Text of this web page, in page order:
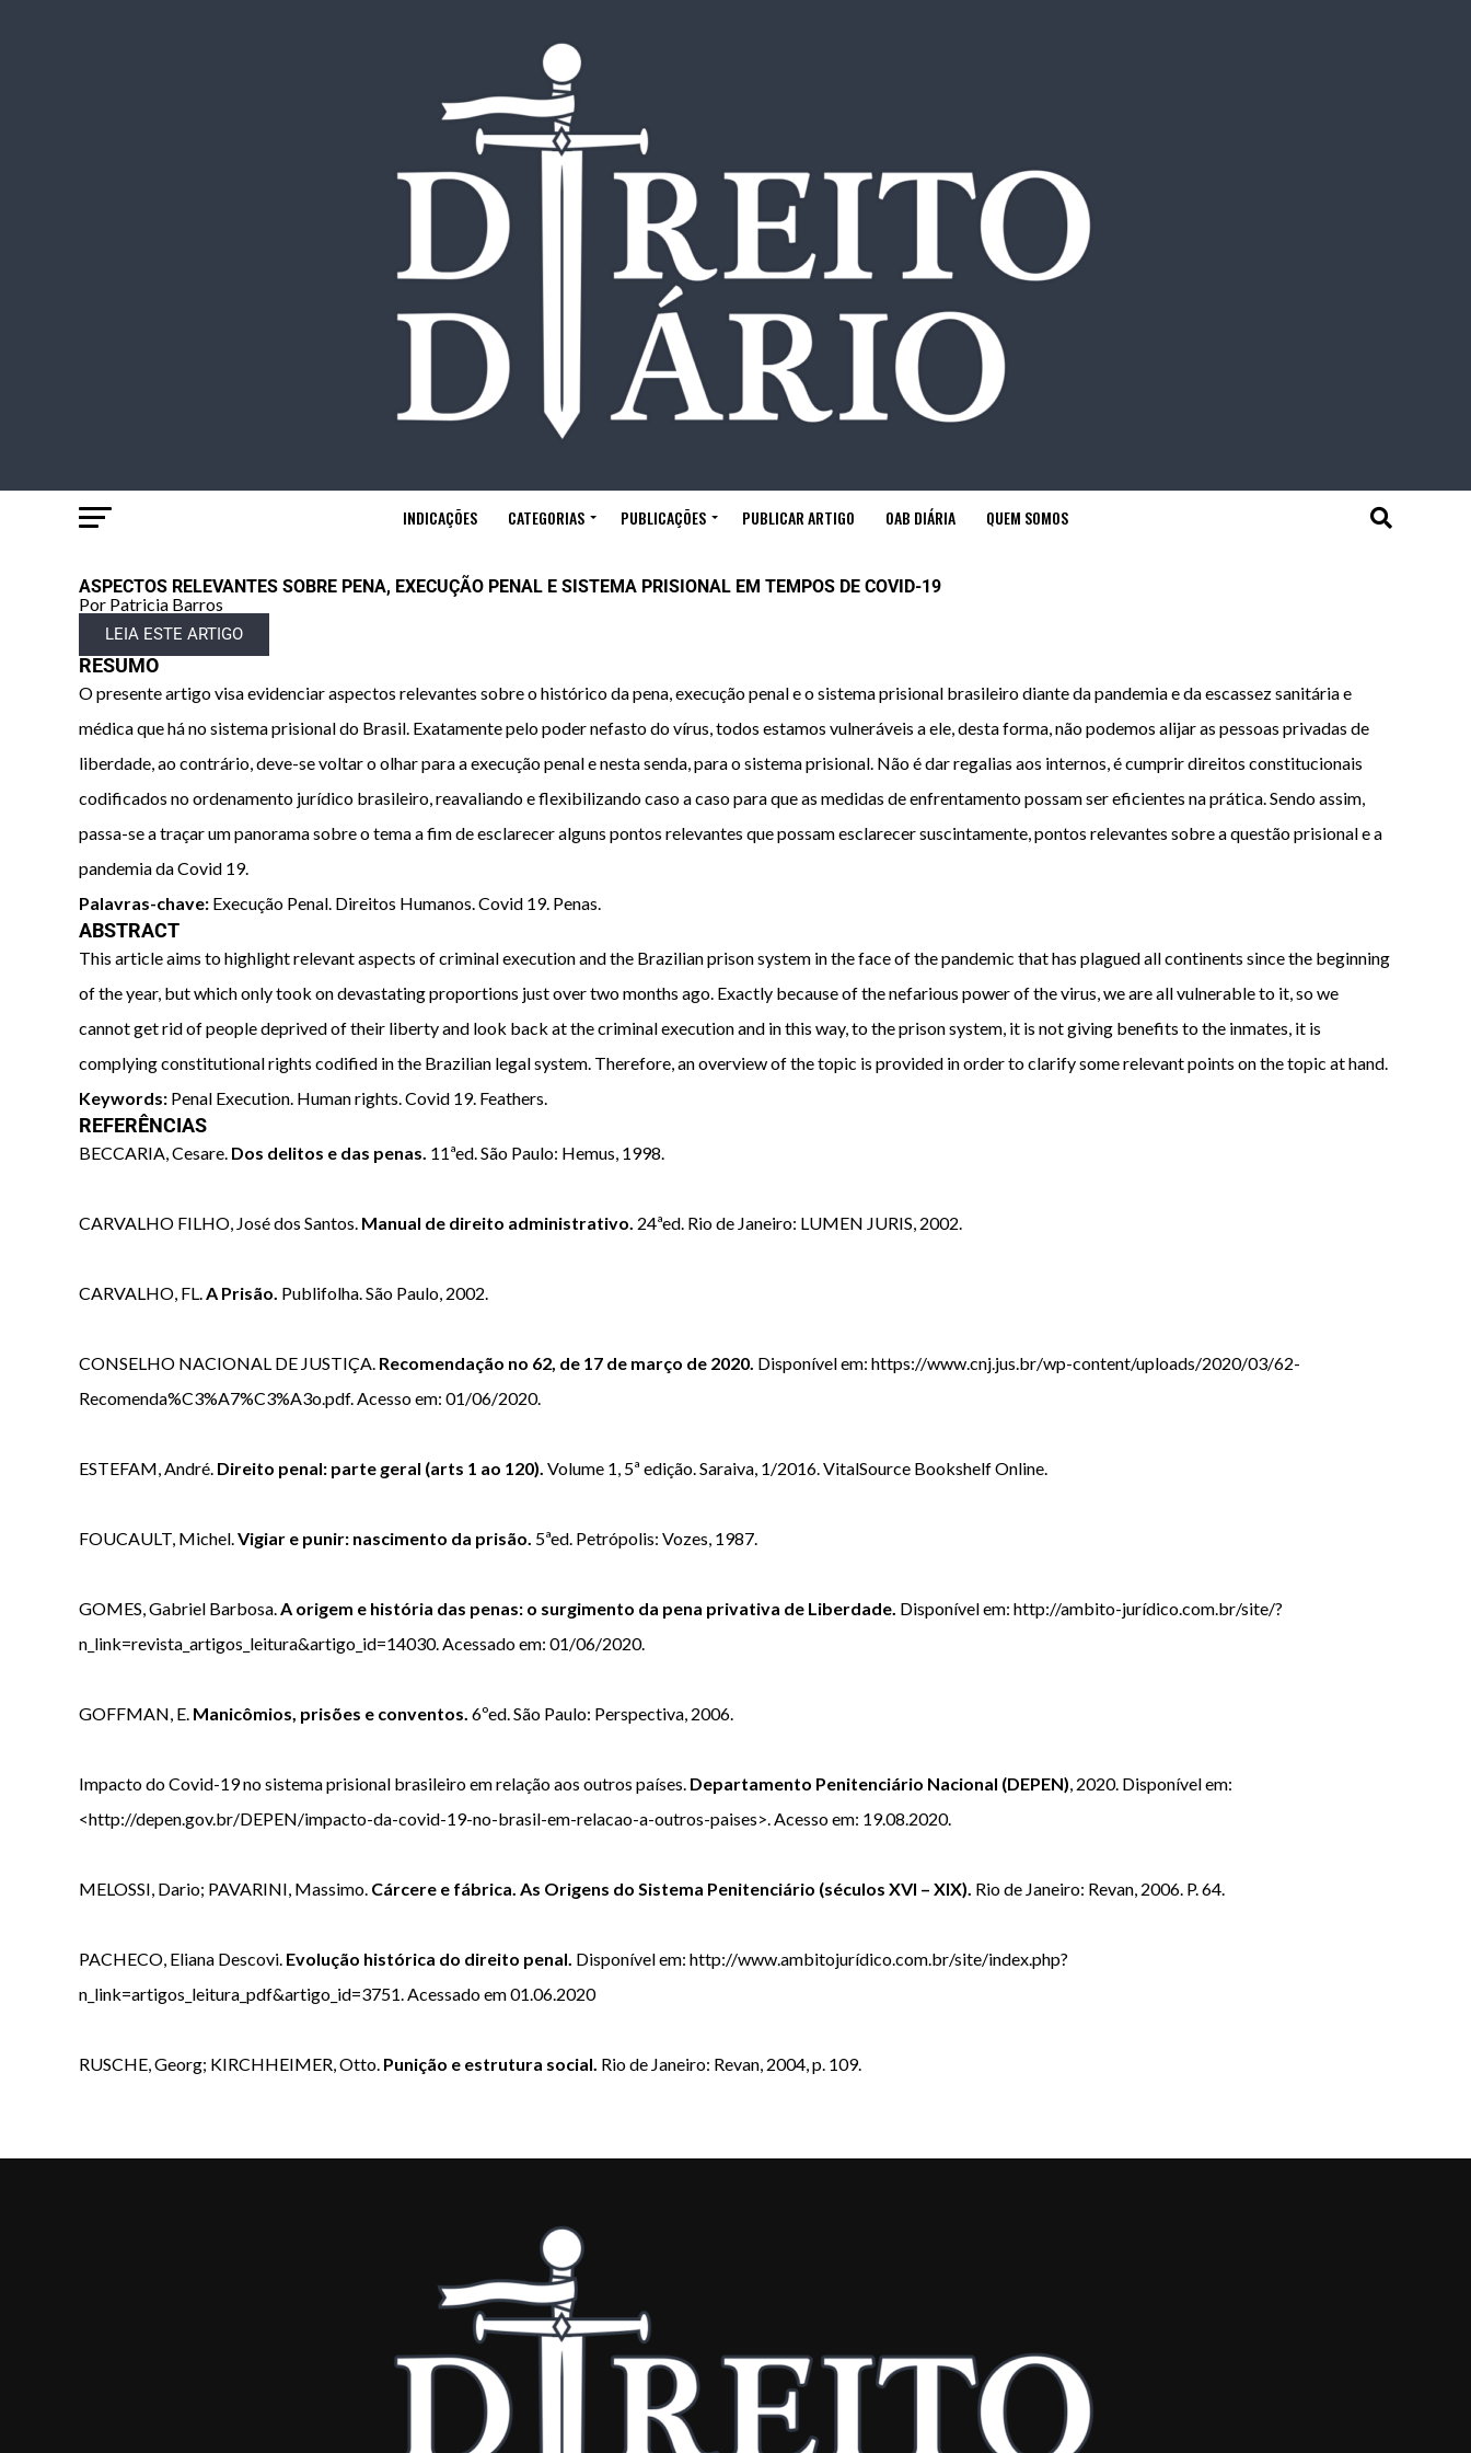
INDICAÇÕES CATEGORIAS PUBLICAÇÕES PUBLICAR ARTIGO OAB DIÁRIA QUEM SOMOS
ASPECTOS RELEVANTES SOBRE PENA, EXECUÇÃO PENAL E SISTEMA PRISIONAL EM TEMPOS DE COVID-19
Por Patricia Barros
LEIA ESTE ARTIGO
RESUMO
O presente artigo visa evidenciar aspectos relevantes sobre o histórico da pena, execução penal e o sistema prisional brasileiro diante da pandemia e da escassez sanitária e
médica que há no sistema prisional do Brasil. Exatamente pelo poder nefasto do vírus, todos estamos vulneráveis a ele, desta forma, não podemos alijar as pessoas privadas de
liberdade, ao contrário, deve-se voltar o olhar para a execução penal e nesta senda, para o sistema prisional. Não é dar regalias aos internos, é cumprir direitos constitucionais
codificados no ordenamento jurídico brasileiro, reavaliando e flexibilizando caso a caso para que as medidas de enfrentamento possam ser eficientes na prática. Sendo assim,
passa-se a traçar um panorama sobre o tema a fim de esclarecer alguns pontos relevantes que possam esclarecer suscintamente, pontos relevantes sobre a questão prisional e a
pandemia da Covid 19.
Palavras-chave: Execução Penal. Direitos Humanos. Covid 19. Penas.
ABSTRACT
This article aims to highlight relevant aspects of criminal execution and the Brazilian prison system in the face of the pandemic that has plagued all continents since the beginning
of the year, but which only took on devastating proportions just over two months ago. Exactly because of the nefarious power of the virus, we are all vulnerable to it, so we
cannot get rid of people deprived of their liberty and look back at the criminal execution and in this way, to the prison system, it is not giving benefits to the inmates, it is
complying constitutional rights codified in the Brazilian legal system. Therefore, an overview of the topic is provided in order to clarify some relevant points on the topic at hand.
Keywords: Penal Execution. Human rights. Covid 19. Feathers.
REFERÊNCIAS
BECCARIA, Cesare. Dos delitos e das penas. 11ªed. São Paulo: Hemus, 1998.
CARVALHO FILHO, José dos Santos. Manual de direito administrativo. 24ªed. Rio de Janeiro: LUMEN JURIS, 2002.
CARVALHO, FL.A Prisão. Publifolha. São Paulo, 2002.
CONSELHO NACIONAL DE JUSTIÇA. Recomendação no 62, de 17 de março de 2020. Disponível em: https://www.cnj.jus.br/wp-content/uploads/2020/03/62-
Recomenda%C3%A7%C3%A3o.pdf. Acesso em: 01/06/2020.
ESTEFAM, André. Direito penal: parte geral (arts 1 ao 120). Volume 1, 5ª edição. Saraiva, 1/2016. VitalSource Bookshelf Online.
FOUCAULT, Michel.Vigiar e punir: nascimento da prisão. 5ªed. Petrópolis: Vozes, 1987.
GOMES, Gabriel Barbosa.A origem e história das penas: o surgimento da pena privativa de Liberdade. Disponível em: http://ambito-jurídico.com.br/site/?
n_link=revista_artigos_leitura&artigo_id=14030. Acessado em: 01/06/2020.
GOFFMAN, E. Manicômios, prisões e conventos. 6ºed. São Paulo: Perspectiva, 2006.
Impacto do Covid-19 no sistema prisional brasileiro em relação aos outros países. Departamento Penitenciário Nacional (DEPEN), 2020. Disponível em:
<http://depen.gov.br/DEPEN/impacto-da-covid-19-no-brasil-em-relacao-a-outros-paises>. Acesso em: 19.08.2020.
MELOSSI, Dario; PAVARINI, Massimo. Cárcere e fábrica. As Origens do Sistema Penitenciário (séculos XVI – XIX). Rio de Janeiro: Revan, 2006. P. 64.
PACHECO, Eliana Descovi. Evolução histórica do direito penal. Disponível em: http://www.ambitojurídico.com.br/site/index.php?
n_link=artigos_leitura_pdf&artigo_id=3751. Acessado em 01.06.2020
RUSCHE, Georg; KIRCHHEIMER, Otto. Punição e estrutura social. Rio de Janeiro: Revan, 2004, p. 109.